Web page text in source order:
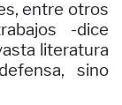
entre otros
-dice
literatura
sino